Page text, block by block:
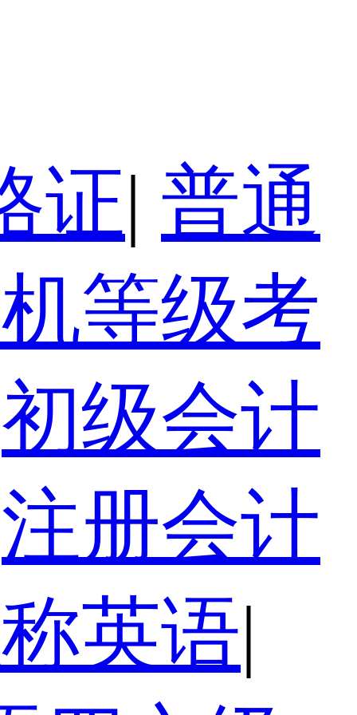
证| 普通
等级考
初级会计
注册会计
英语|